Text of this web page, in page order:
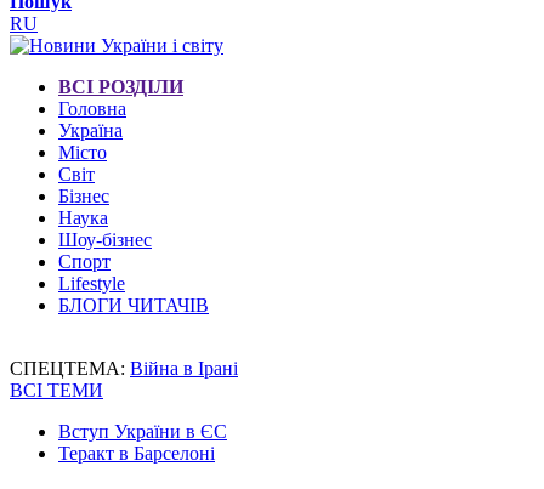
RU
ВСІ РОЗДІЛИ
Головна
Україна
Місто
Світ
Бізнес
Наука
Шоу-бізнес
Спорт
Lifestyle
БЛОГИ ЧИТАЧІВ
СПЕЦТЕМА: Війна в Ірані
ВСІ ТЕМИ
Вступ України в ЄС
Теракт в Барселоні